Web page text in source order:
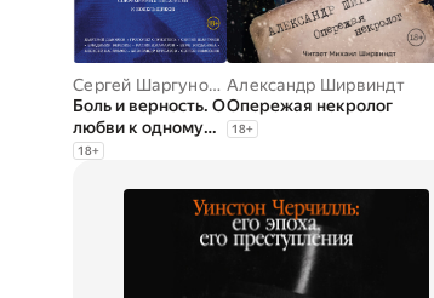
Сергей Шаргунов, Владимир Березин,
Боль и верность. О
любви к одному
«Динамо» и о
футболу
18+
Александр Ширвиндт
Опережая некролог
18+